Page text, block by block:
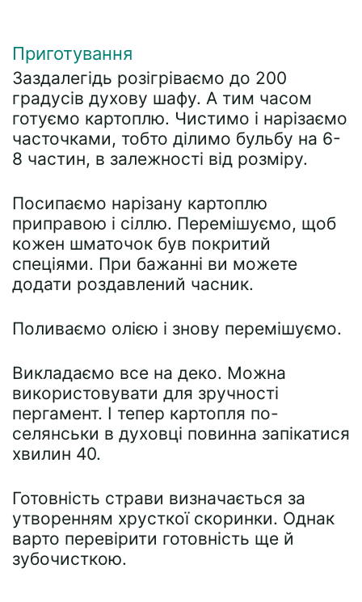
Приготування
Заздалегідь розігріваємо до 200
градусів духову шафу. А тим часом
готуємо картоплю. Чистимо і нарізаємо
часточками, тобто ділимо бульбу на 6-
8 частин, в залежності від розміру.
Посипаємо нарізану картоплю
приправою і сіллю. Перемішуємо, щоб
кожен шматочок був покритий
спеціями. При бажанні ви можете
додати роздавлений часник.
Поливаємо олією і знову перемішуємо.
Викладаємо все на деко. Можна
використовувати для зручності
пергамент. І тепер картопля по-
селянськи в духовці повинна запікатися
хвилин 40.
Готовність страви визначається за
утворенням хрусткої скоринки. Однак
варто перевірити готовність ще й
зубочисткою.